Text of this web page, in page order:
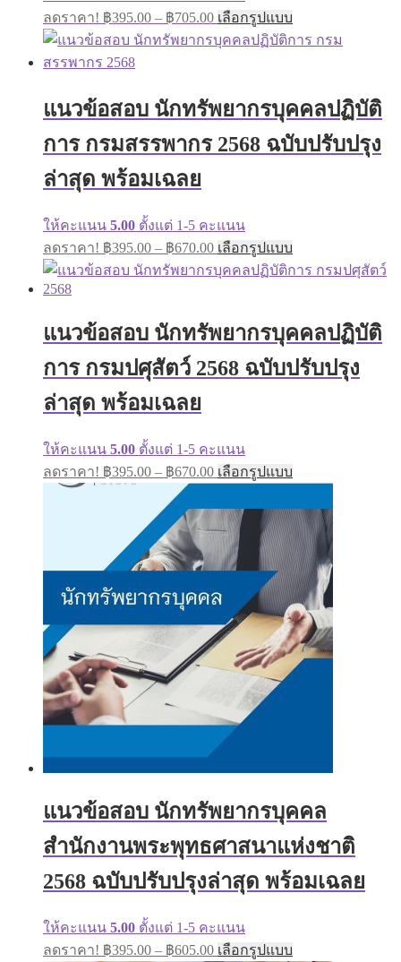
ลดราคา! ฿395.00 – ฿705.00Price
range:
฿395.00
เลือกรูปแบบ
product
has
options
be
chosen
แนวข้อสอบ นักทรัพยากรบุคคลปฏิบัติ
การ กรมสรรพากร 2568 ฉบับปรับปรุง
ล่าสุด พร้อมเฉลย
ให้คะแนน 5.00 ตั้งแต่ 1-5 คะแนน
ลดราคา! ฿395.00 – ฿670.00Price
range:
฿395.00
เลือกรูปแบบ
product
has
The
options
may
be
แนวข้อสอบ นักทรัพยากรบุคคลปฏิบัติ
การ กรมปศุสัตว์ 2568 ฉบับปรับปรุง
ล่าสุด พร้อมเฉลย
ให้คะแนน 5.00 ตั้งแต่ 1-5 คะแนน
ลดราคา! ฿395.00 – ฿670.00Price
range:
through
฿670.00
เลือกรูปแบบ
product
multiple
variants.
The
options
may
be
chosen
on
the
product
page
แนวข้อสอบ นักทรัพยากรบุคคล
สำนักงานพระพุทธศาสนาแห่งชาติ
2568 ฉบับปรับปรุงล่าสุด พร้อมเฉลย
ให้คะแนน 5.00 ตั้งแต่ 1-5 คะแนน
ลดราคา! ฿395.00 – ฿605.00Price
เลือกรูปแบบ